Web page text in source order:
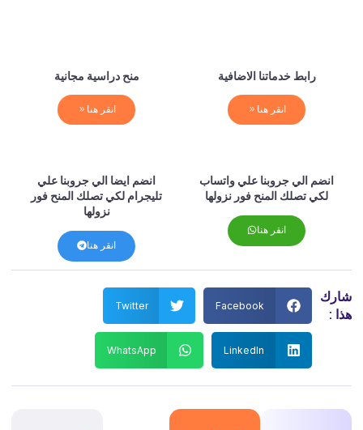
رابط خدماتنا الاضافية
انقر هنا
منح دراسية مجانية
انقر هنا
انضم الي جروبنا علي واتساب
لكي تصلك المنح فور نزولها
انقر هنا
انضم ايضا الي جروبنا علي
تليجرام لكي تصلك المنح فور
نزولها
انقر هنا
شارك
هذا :
Facebook
Twitter
LinkedIn
WhatsApp